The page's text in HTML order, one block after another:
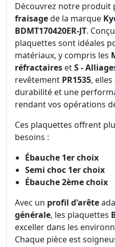
Découvrez notre produit
fraisagede la marque
BDMT170420ER-JT.
plaquettes sont idéales
matériaux, y compris les
réfractaires etS -
revêtement PR1535,
durabilité et une
rendant vos opérations
Ces plaquettes offrent
besoins :
Ébauche 1er choix
Semi choc 1er choix
Ébauche 2ème choix
Avec un profil d'arête
générale, les plaquettes
exceller dans les
Chaque pièce est